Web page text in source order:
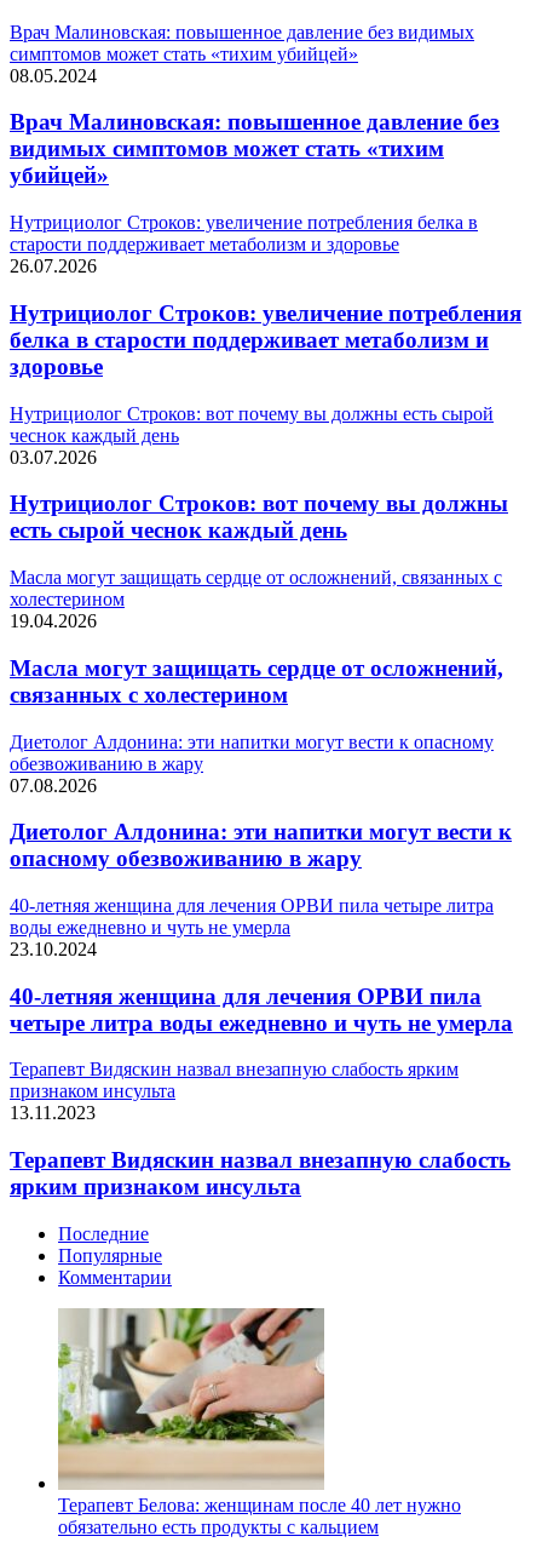
Врач Малиновская: повышенное давление без видимых
симптомов может стать «тихим убийцей»
08.05.2024
Врач Малиновская: повышенное давление без
видимых симптомов может стать «тихим
убийцей»
Нутрициолог Строков: увеличение потребления белка в
старости поддерживает метаболизм и здоровье
26.07.2026
Нутрициолог Строков: увеличение потребления
белка в старости поддерживает метаболизм и
здоровье
Нутрициолог Строков: вот почему вы должны есть сырой
чеснок каждый день
03.07.2026
Нутрициолог Строков: вот почему вы должны
есть сырой чеснок каждый день
Масла могут защищать сердце от осложнений, связанных с
холестерином
19.04.2026
Масла могут защищать сердце от осложнений,
связанных с холестерином
Диетолог Алдонина: эти напитки могут вести к опасному
обезвоживанию в жару
07.08.2026
Диетолог Алдонина: эти напитки могут вести к
опасному обезвоживанию в жару
40-летняя женщина для лечения ОРВИ пила четыре литра
воды ежедневно и чуть не умерла
23.10.2024
40-летняя женщина для лечения ОРВИ пила
четыре литра воды ежедневно и чуть не умерла
Терапевт Видяскин назвал внезапную слабость ярким
признаком инсульта
13.11.2023
Терапевт Видяскин назвал внезапную слабость
ярким признаком инсульта
Последние
Популярные
Комментарии
Терапевт Белова: женщинам после 40 лет нужно
обязательно есть продукты с кальцием